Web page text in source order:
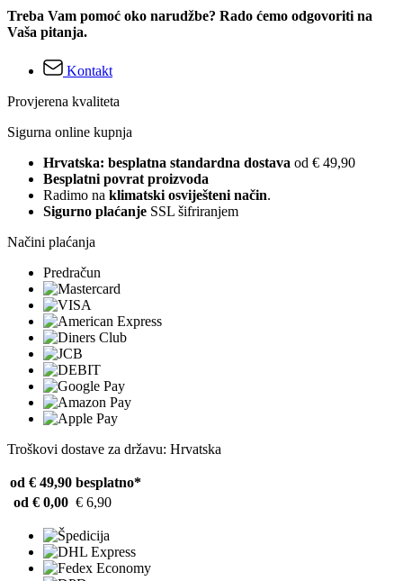
Treba Vam pomoć oko narudžbe? Rado ćemo odgovoriti na
Vaša pitanja.
Kontakt
Provjerena kvaliteta
Sigurna online kupnja
Hrvatska: besplatna standardna dostava od € 49,90
Besplatni povrat proizvoda
Radimo na klimatski osviješteni način.
Sigurno plaćanje SSL šifriranjem
Načini plaćanja
Predračun
Troškovi dostave za državu: Hrvatska
od € 49,90 besplatno*
od € 0,00 € 6,90